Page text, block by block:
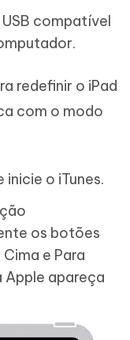
compatível
redefinir o iPad
com o modo
inicie o iTunes.
os botões
e Para
Apple apareça